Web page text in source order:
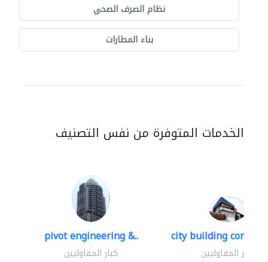
نظام الصرف الصحي
بناء المطارات
الخدمات المتوفرة من نفس التصنيف
pivot engineering &..
كبار المقاوليين
city building
كبار المقاوليين